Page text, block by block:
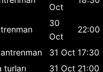
Oct
30
Oct
22:00
31 Oct 17:30
turları 31 Oct 21:00